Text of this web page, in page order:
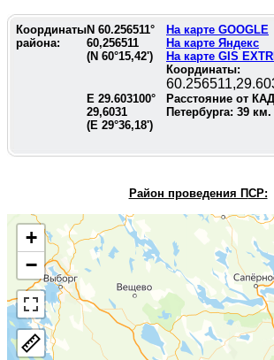
Координаты
района:
N 60.256511°
60,256511
(N 60°15,42')
На карте GOOGLE
На карте Яндекс
На карте GIS
Координаты:
E 29.603100°
29,6031
(E 29°36,18')
Расстояние от
Петербурга: 39 км.
Район проведения ПСР:
+
−